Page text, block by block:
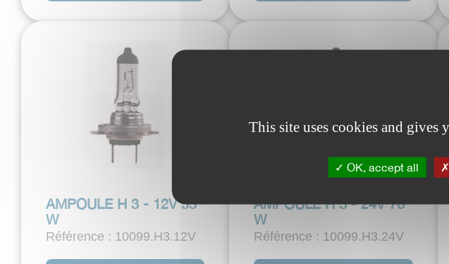
AMPOULE H 3 - 12V 55
W
Référence : 10099.H3.12V
AMPOULE H 3 - 24V 70
W
Référence : 10099.H3.24V
This site uses cookies and
OK, accept all